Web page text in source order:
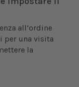
all’ordine
per una visita
la